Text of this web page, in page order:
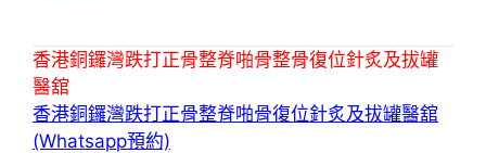
香港銅鑼灣跌打正骨整脊啪骨整骨復位針炙及拔罐
醫舘
香港銅鑼灣跌打正骨整脊啪骨復位針炙及拔罐醫舘
(Whatsapp預約)